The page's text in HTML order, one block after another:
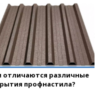
отличаются различные
профнастила?